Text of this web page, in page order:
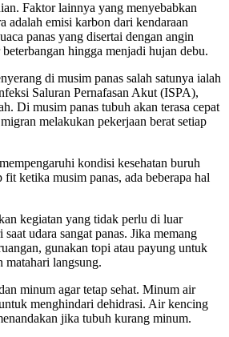
Faktor lainnya yang menyebabkan
adalah emisi karbon dari kendaraan
panas yang disertai dengan angin
hingga menjadi hujan debu.
di musim panas salah satunya ialah
Saluran Pernafasan Akut (ISPA),
Di musim panas tubuh akan terasa cepat
melakukan pekerjaan berat setiap
kondisi kesehatan buruh
ketika musim panas, ada beberapa hal
kegiatan yang tidak perlu di luar
udara sangat panas. Jika memang
gunakan topi atau payung untuk
matahari langsung.
minum agar tetap sehat. Minum air
menghindari dehidrasi. Air kencing
jika tubuh kurang minum.